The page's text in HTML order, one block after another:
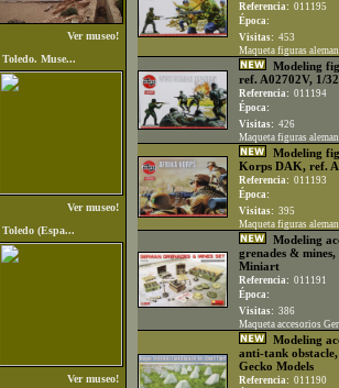
Ver museo!
Toledo. Muse...
Ver museo!
Toledo (Espa...
Ver museo!
Referencia: 011195
Época:
Visitas: 453
Maqueta figuras
Modeling
ref. A02702V, 1/
Referencia: 011194
Época:
Visitas: 426
Maqueta figuras
Modeling
Korps DAK, ref.
Referencia: 011193
Época:
Visitas: 395
Maqueta figuras
Modeling
grenades &
Miniart
Referencia: 011191
Época:
Visitas: 386
Maqueta accesorios
Modeling
anti-tank
Gecko Models
Referencia: 011190